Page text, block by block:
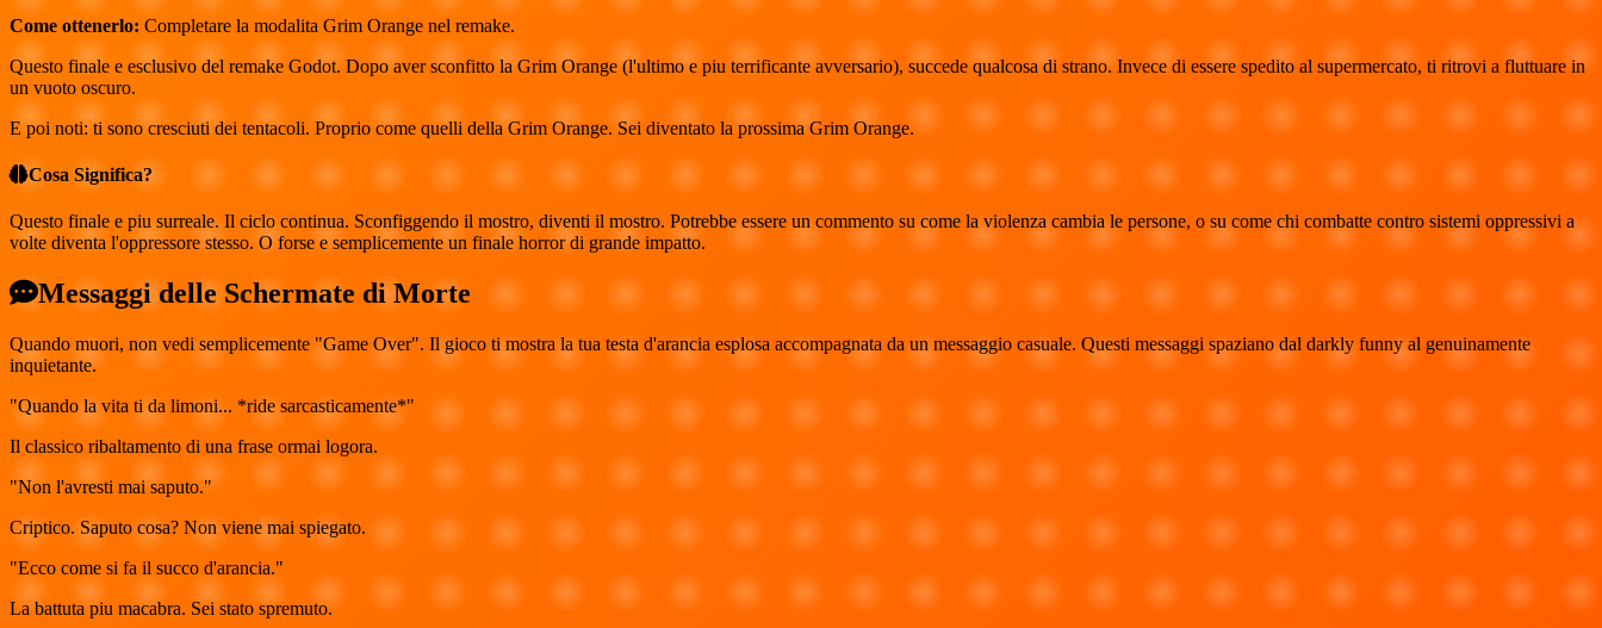
Come ottenerlo: Completare la modalita Grim Orange nel remake.
Questo finale e esclusivo del remake Godot. Dopo aver sconfitto la Grim Orange (l'ultimo e piu terrificante avversario), succede qualcosa di strano. Invece di essere spedito al supermercato, ti ritrovi a fluttuare in
un vuoto oscuro.
E poi noti: ti sono cresciuti dei tentacoli. Proprio come quelli della Grim Orange. Sei diventato la prossima Grim Orange.
Cosa Significa?
Questo finale e piu surreale. Il ciclo continua. Sconfiggendo il mostro, diventi il mostro. Potrebbe essere un commento su come la violenza cambia le persone, o su come chi combatte contro sistemi oppressivi a
volte diventa l'oppressore stesso. O forse e semplicemente un finale horror di grande impatto.
Messaggi delle Schermate di Morte
Quando muori, non vedi semplicemente "Game Over". Il gioco ti mostra la tua testa d'arancia esplosa accompagnata da un messaggio casuale. Questi messaggi spaziano dal darkly funny al genuinamente
inquietante.
"Quando la vita ti da limoni... *ride sarcasticamente*"
Il classico ribaltamento di una frase ormai logora.
"Non l'avresti mai saputo."
Criptico. Saputo cosa? Non viene mai spiegato.
"Ecco come si fa il succo d'arancia."
La battuta piu macabra. Sei stato spremuto.